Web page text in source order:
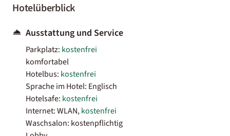
Hotelüberblick
Ausstattung und Service
Parkplatz: kostenfrei
komfortabel
Hotelbus: kostenfrei
Sprache im Hotel: Englisch
Hotelsafe: kostenfrei
Internet: WLAN,kostenfrei
Waschsalon: kostenpflichtig